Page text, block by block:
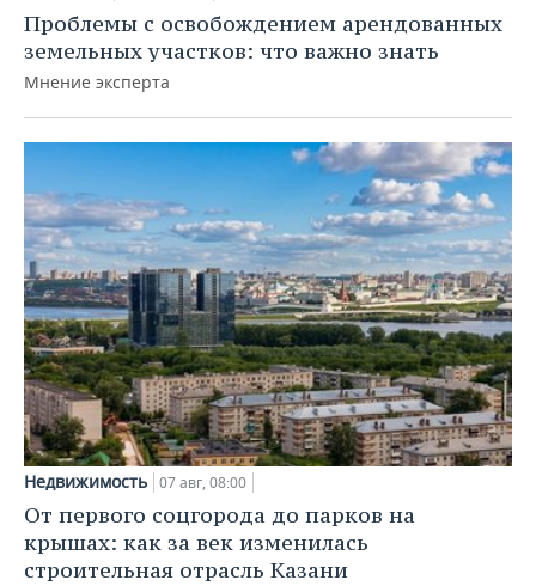
Проблемы с освобождением арендованных
земельных участков: что важно знать
Мнение эксперта
Недвижимость 07 авг, 08:00
От первого соцгорода до парков на
крышах: как за век изменилась
строительная отрасль Казани